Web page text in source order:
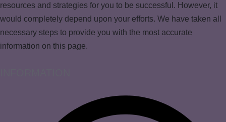
resources and strategies for you to be successful. However, it
would completely depend upon your efforts. We have taken all
necessary steps to provide you with the most accurate
information on this page.